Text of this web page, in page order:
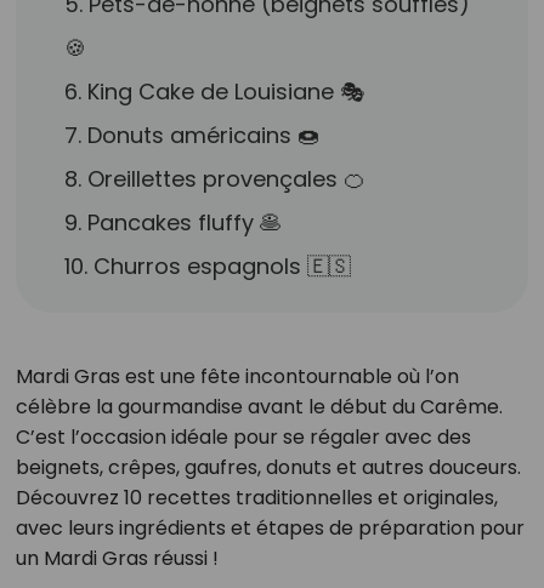
🍪
6. King Cake de Louisiane 🎭
7. Donuts américains 🍩
8. Oreillettes provençales 🍊
9. Pancakes fluffy 🥞
10. Churros espagnols 🇪🇸
Mardi Gras est une fête incontournable où l’on
célèbre la gourmandise avant le début du Carême.
C’est l’occasion idéale pour se régaler avec des
beignets, crêpes, gaufres, donuts et autres douceurs.
Découvrez 10 recettes traditionnelles et originales,
avec leurs ingrédients et étapes de préparation pour
un Mardi Gras réussi !